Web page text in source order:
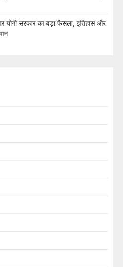
योगी सरकार का बड़ा फैसला, इतिहास और